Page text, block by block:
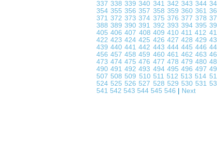
337338339340 341 342 343 344
354355356357 358 359 360 361
371372373374 375 376 377 378
388389390391 392 393 394 395
405406407 408 409 410411412
422423424425 426 427 428 429
439440441442 443 444 445 446
456457458459 460 461 462 463
473474475476 477 478 479 480
490491492493 494 495 496 497
507 508 509 510 511 512 513 514
524 525 526 527 528 529 530 531
541 542 543 544 545 546 Next